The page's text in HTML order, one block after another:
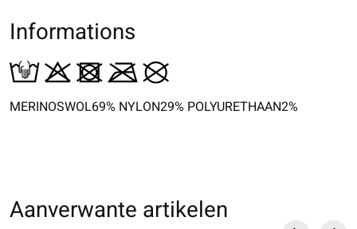
Informations
MERINOSWOL69% NYLON29% POLYURETHAAN2%
Aanverwante artikelen